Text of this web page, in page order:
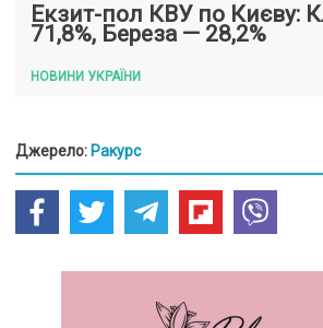
Екзит-пол КВУ по Києву:
71,8%, Береза — 28,2%
НОВИНИ УКРАЇНИ
Джерело: Ракурс